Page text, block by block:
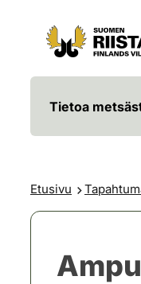
Siirry sisältöön
Siirry sivustokarttaan
Tietoa
Etusivu